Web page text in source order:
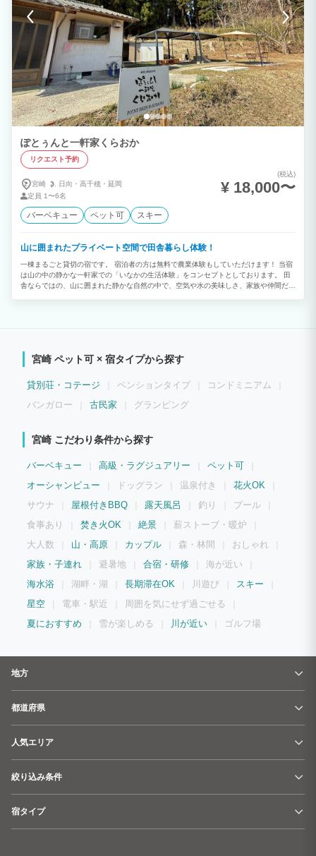
ぽとぅんと一軒家くらおか
リクエスト予約
宮崎 日向・ 高千穂・ 延岡
定員 1〜6名
(税込)
¥ 18,000〜
バーベキュー ペット可 スキー
山に囲まれたプライベート空間で田舎暮らし体験！
一棟まるごと貸切の宿です。 宿泊者の方は無料で農業体験もしていただけます！ 当宿
は山の中の静かな一軒家での「いなかの生活体験」をコンセプトとしております。 田
舎ならではの、山に囲まれた静かな自然の中で、空気や水の美味しさ、家族や仲間だけ
宮崎 ペット可 × 宿タイプから探す
貸別荘・コテージ ペンションタイプ
コンドミニアム
バンガロー
古民家 グランピング
宮崎 こだわり条件から探す
バーベキュー 高級・ラグジュアリー
ペット可
オーシャンビュー
ドッグラン 温泉付き
花火OK
サウナ
屋根付きBBQ 露天風呂 釣り
プール
食事あり
焚き火OK 絶景
薪ストーブ・暖炉
大人数
山・高原 カップル 森・林間
おしゃれ
家族・子連れ
避暑地 合宿・研修
海が近い
海水浴
湖畔・湖 長期滞在OK 川遊び
スキー
星空
電車・駅近
周囲を気にせず過ごせる
夏におすすめ
雪が楽しめる 川が近い ゴルフ場
地方
都道府県
人気エリア
絞り込み条件
宿タイプ